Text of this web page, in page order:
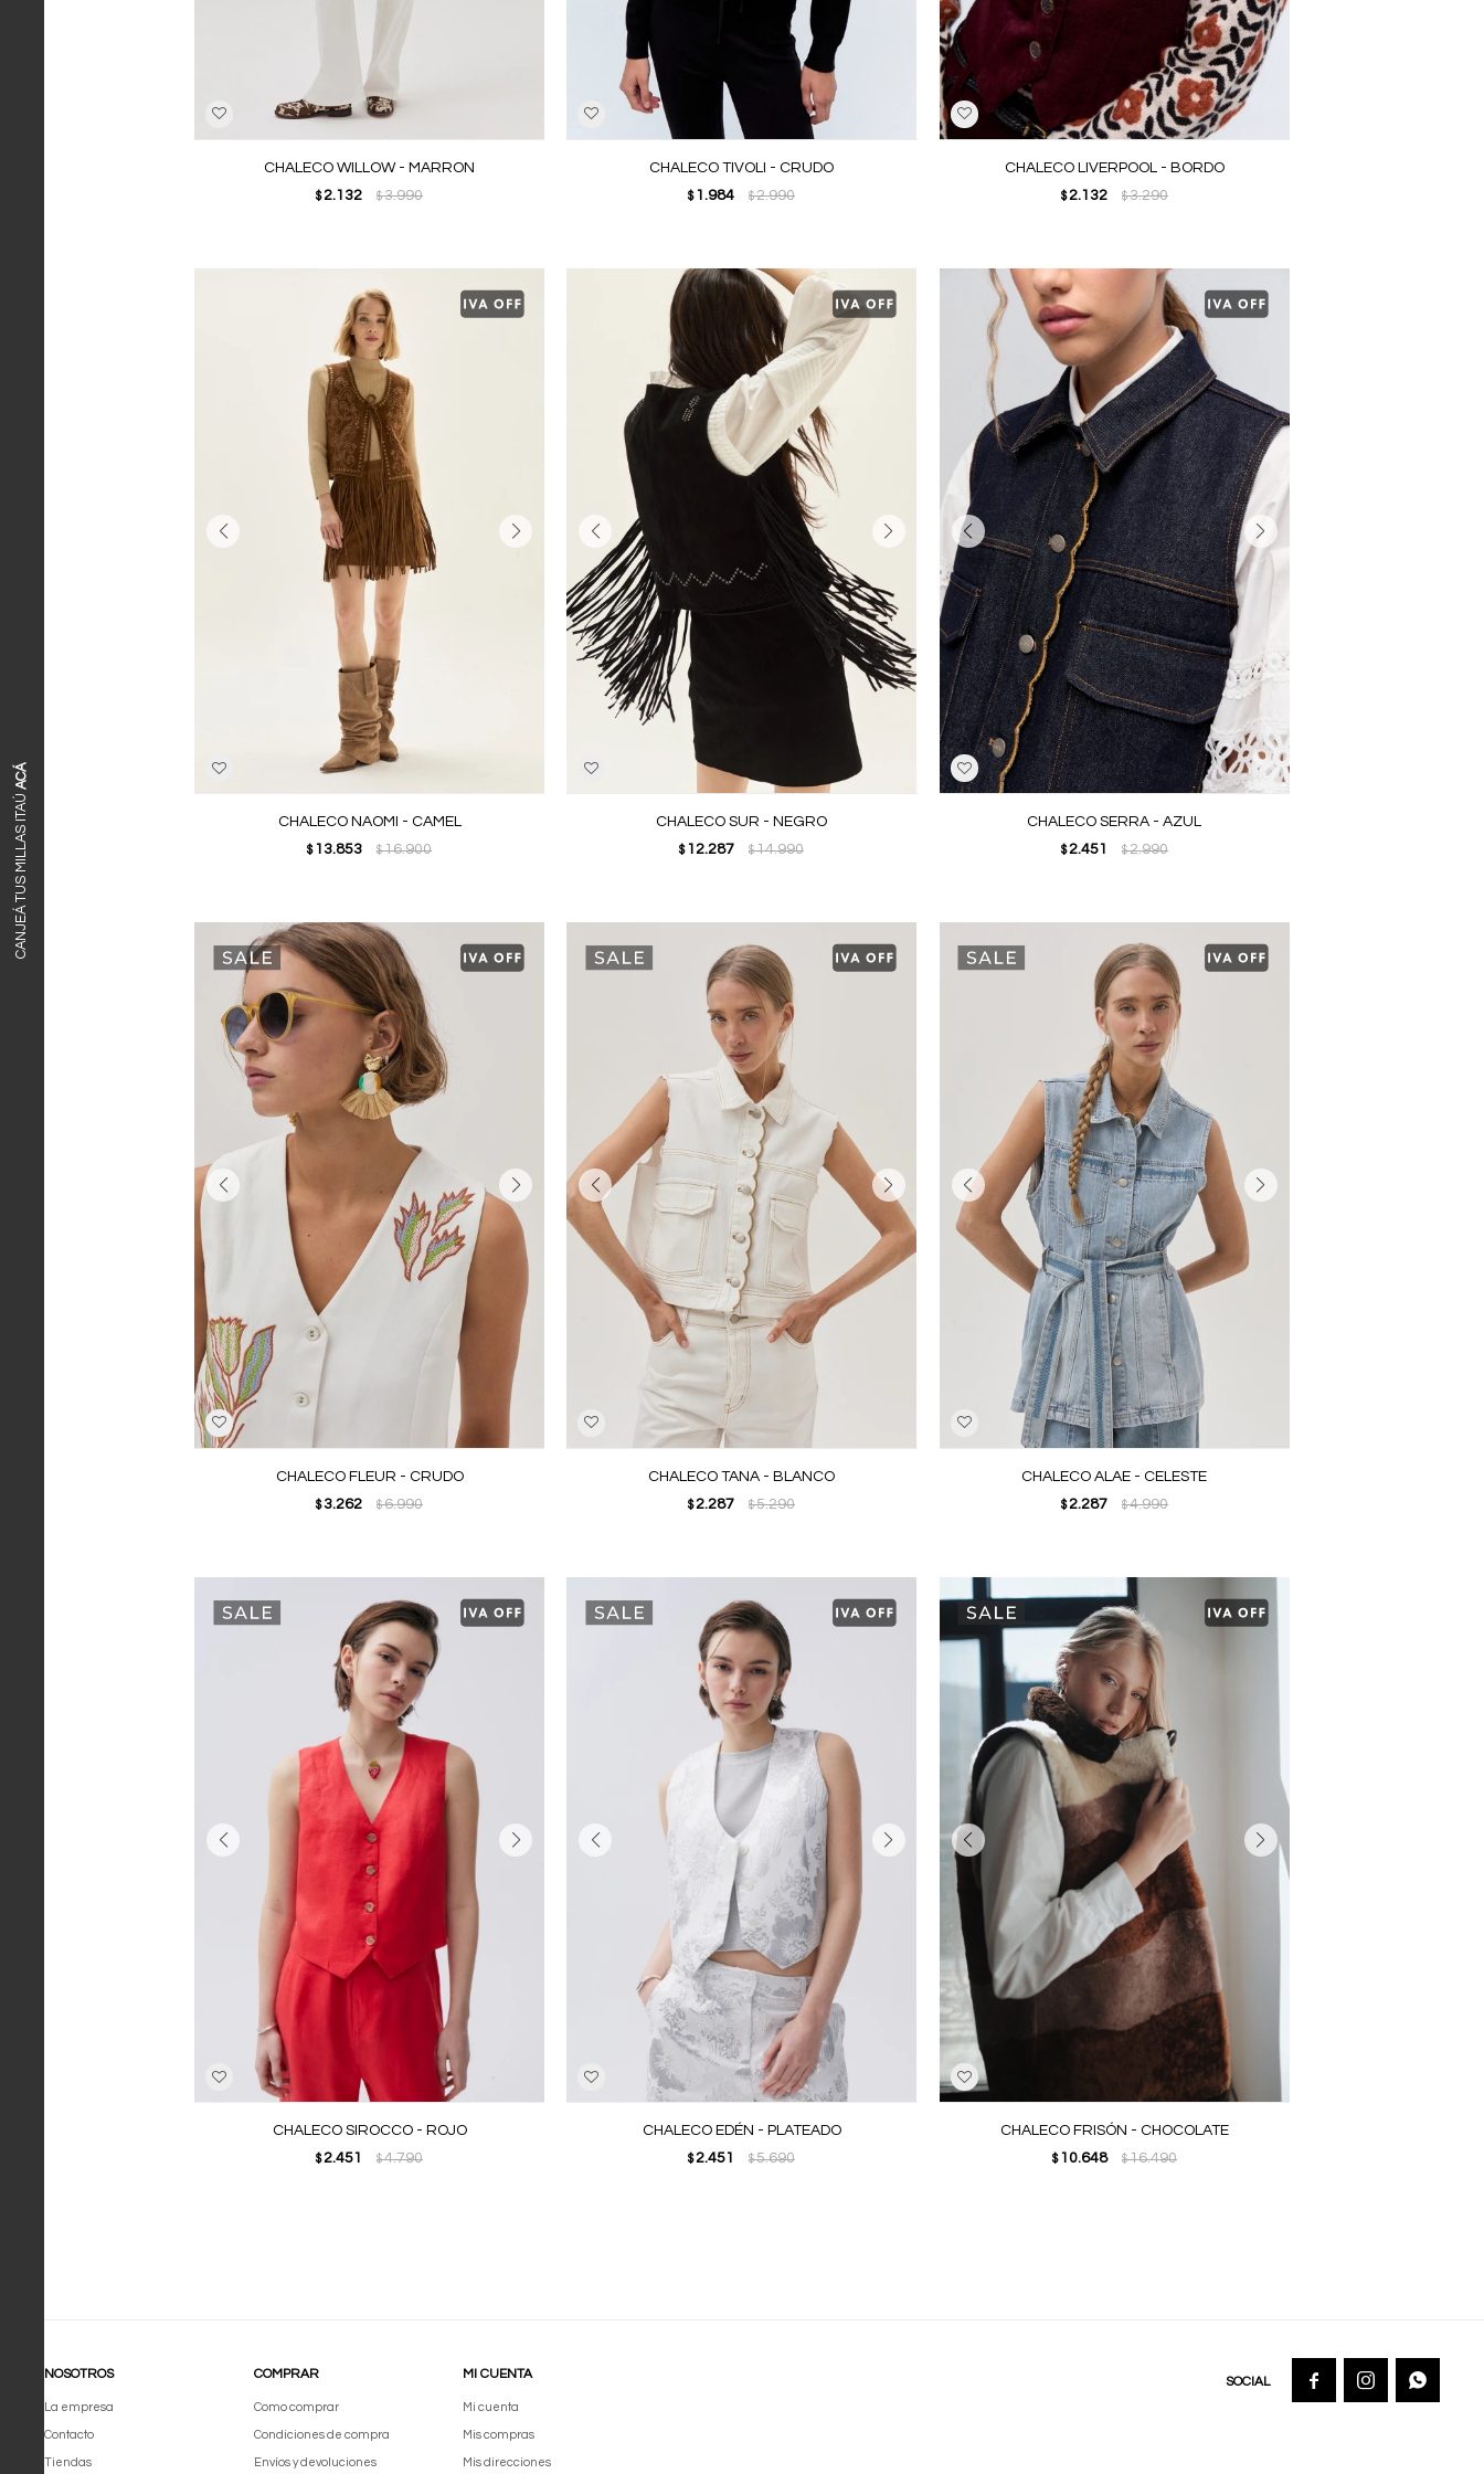
CANJEÁ TUS MILLAS ITAÚ
ACÁ
CHALECO WILLOW - MARRON
$2.132 $3.990
CHALECO TIVOLI - CRUDO
$ 1.984 $2.990
CHALECO LIVERPOOL - BORDO
$ 2.132 $3.290
CHALECO NAOMI - CAMEL
$ 13.853 $16.900
CHALECO SUR - NEGRO
$ 12.287 $14.990
CHALECO SERRA - AZUL
$ 2.451 $2.990
CHALECO FLEUR - CRUDO
$3.262 $6.990
CHALECO TANA - BLANCO
$2.287 $5.290
CHALECO ALAE - CELESTE
$ 2.287 $4.990
CHALECO SIROCCO - ROJO
$2.451 $4.790
CHALECO EDÉN - PLATEADO
$2.451 $5.690
CHALECO FRISÓN - CHOCOLATE
$ 10.648 $16.490
NOSOTROS
La empresa
Contacto
Tiendas
COMPRAR
Como comprar
Condiciones de compra
Envíos y devoluciones
MI CUENTA
Mi cuenta
Mis compras
Mis direcciones
  